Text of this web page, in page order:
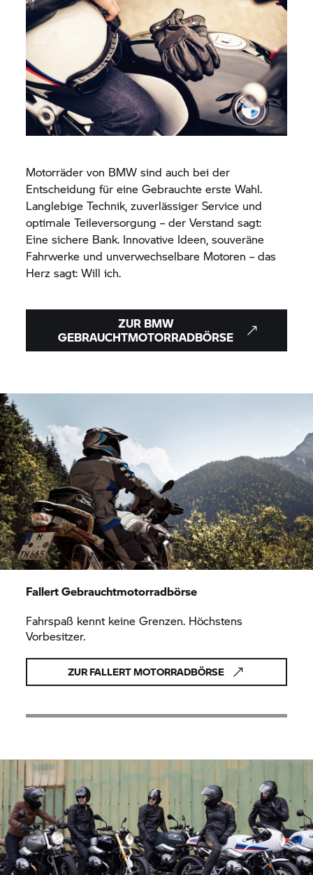
Motorräder von BMW sind auch bei der
Entscheidung für eine Gebrauchte erste Wahl.
Langlebige Technik, zuverlässiger Service und
optimale Teileversorgung – der Verstand sagt:
Eine sichere Bank. Innovative Ideen, souveräne
Fahrwerke und unverwechselbare Motoren – das
Herz sagt: Will ich.
ZUR BMW
GEBRAUCHTMOTORRADBÖRSE
Fallert Gebrauchtmotorradbörse
Fahrspaß kennt keine Grenzen. Höchstens
Vorbesitzer.
ZUR FALLERT MOTORRADBÖRSE